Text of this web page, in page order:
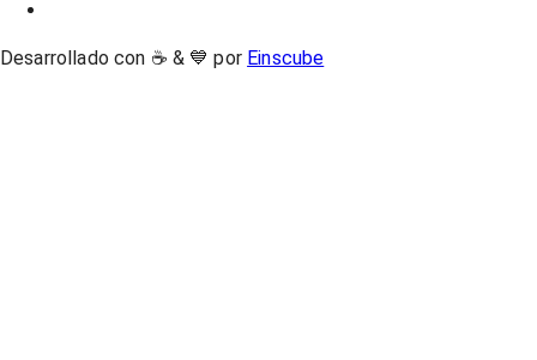
Desarrollado con ☕ & 💙 por Einscube